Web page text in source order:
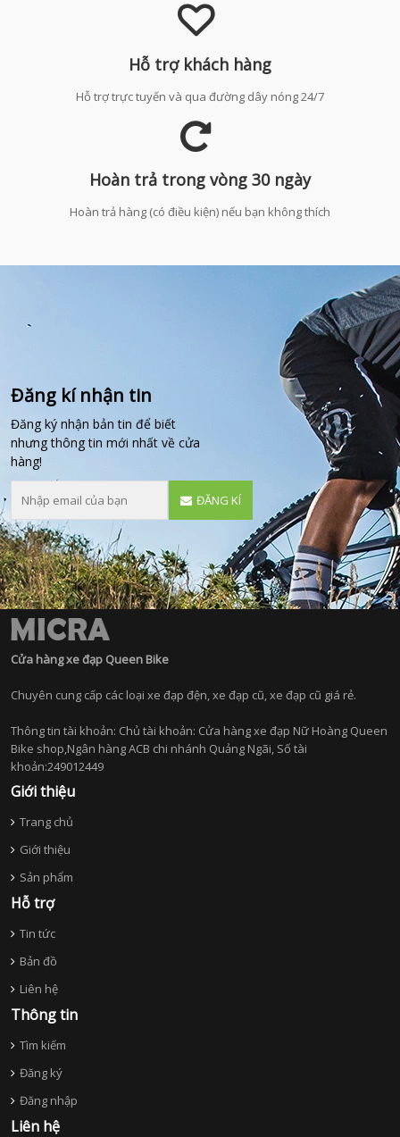
Hỗ trợ khách hàng
Hỗ trợ trực tuyến và qua đường dây nóng 24/7
Hoàn trả trong vòng 30 ngày
Hoàn trả hàng (có điều kiện) nếu bạn không thích
Đăng kí nhận tin
Đăng ký nhận bản tin để biết
nhưng thông tin mới nhất về cửa
hàng!
ĐĂNG KÍ
Cửa hàng xe đạp Queen Bike
Chuyên cung cấp các loại xe đạp đện, xe đạp cũ, xe đạp cũ giá rẻ.
Thông tin tài khoản: Chủ tài khoản: Cửa hàng xe đạp Nữ Hoàng Queen
Bike shop,Ngân hàng ACB chi nhánh Quảng Ngãi, Số tài
khoản:249012449
Giới thiệu
Trang chủ
Giới thiệu
Sản phẩm
Hỗ trợ
Tin tức
Bản đồ
Liên hệ
Thông tin
Tìm kiếm
Đăng ký
Đăng nhập
Liên hệ